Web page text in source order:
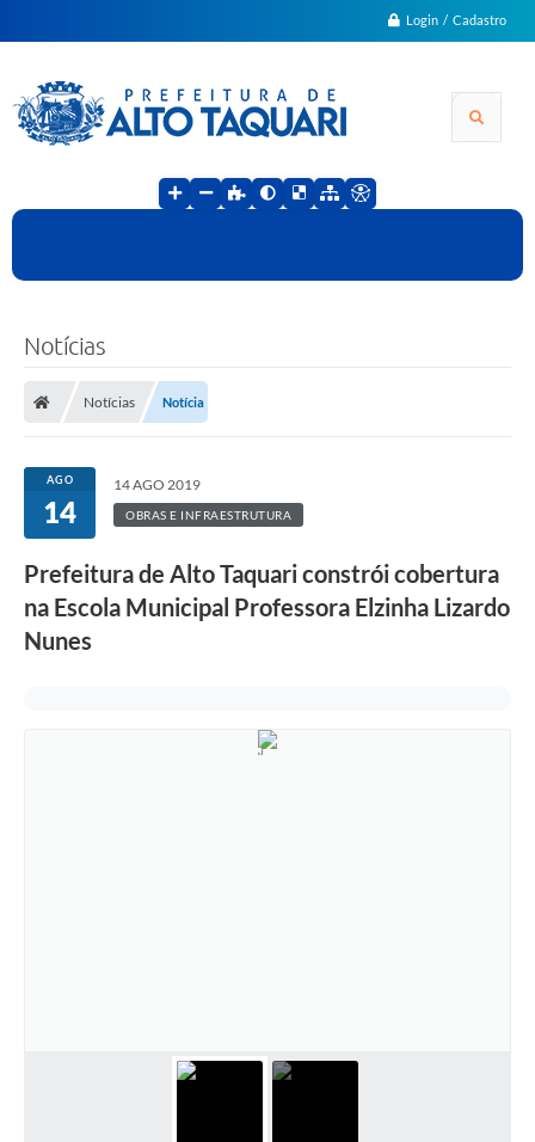
Login / Cadastro
Notícias
Notícias Notícia
AGO
14
14 AGO 2019
OBRAS E INFRAESTRUTURA
Prefeitura de Alto Taquari constrói cobertura
na Escola Municipal Professora Elzinha Lizardo
Nunes